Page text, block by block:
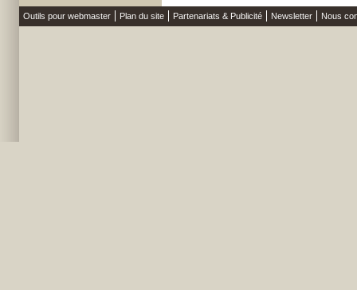
Outils pour webmaster Plan du site Partenariats & Publicité Newsletter Nous